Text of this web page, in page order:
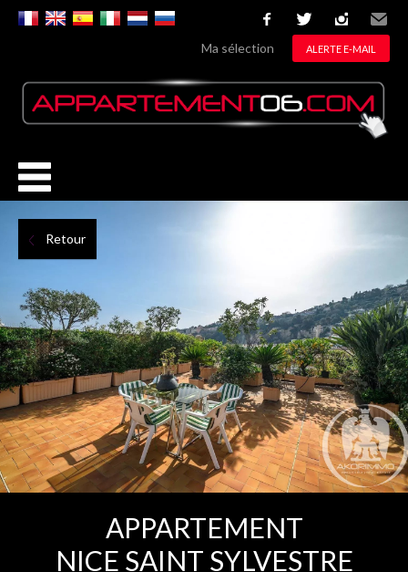
facebooktwitterinstagram
Email
Ma sélection ALERTE E-MAIL
Retour
APPARTEMENT
NICE SAINT SYLVESTRE